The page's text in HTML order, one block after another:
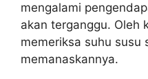
mengalami
akan terganggu. Oleh
memeriksa suhu susu
memanaskannya.